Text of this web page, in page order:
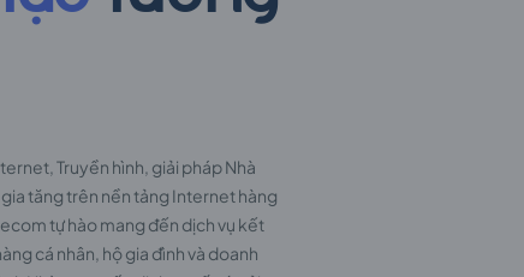
Truyền hình, giải pháp Nhà
tăng trên nền tảng Internet hàng
tự hào mang đến dịch vụ kết
cá nhân, hộ gia đình và doanh